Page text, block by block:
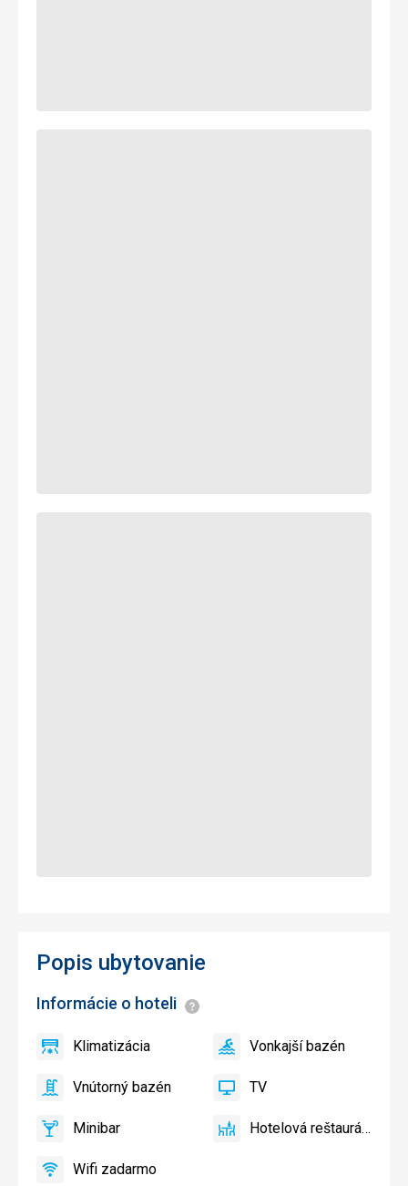
Popis ubytovanie
Informácie o hoteli Informácie
Klimatizácia
Klimatizácia
áno
VonkajšíVonkajší bazén
áno
Vnútorný
Vnútorný bazén
áno TV TV
áno
Minibar,Minibar
áno
Hotelová
Hotelová reštaurácia
áno
Wifi
Wifi zadarmo
áno